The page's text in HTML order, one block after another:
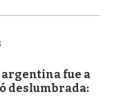
fue a
deslumbrada: